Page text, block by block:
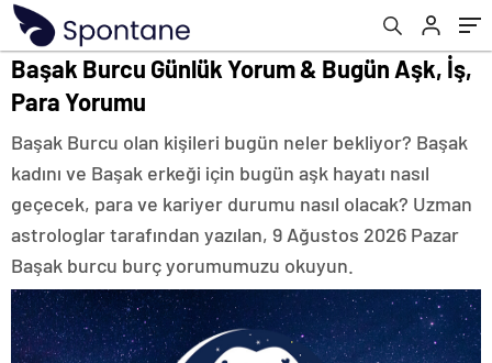
Başak Burcu Günlük Yorum & Bugün Aşk, İş,
Para Yorumu
Başak Burcu olan kişileri bugün neler bekliyor? Başak
kadını ve Başak erkeği için bugün aşk hayatı nasıl
geçecek, para ve kariyer durumu nasıl olacak? Uzman
astrologlar tarafından yazılan, 9 Ağustos 2026 Pazar
Başak burcu burç yorumumuzu okuyun.